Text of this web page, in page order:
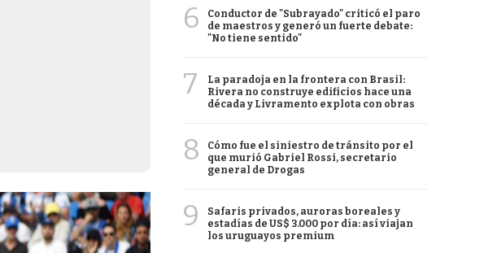
6
Conductor de "Subrayado" criticó el paro
de maestros y generó un fuerte debate:
"No tiene sentido"
7
La paradoja en la frontera con Brasil:
Rivera no construye edificios hace una
década y Livramento explota con obras
8
Cómo fue el siniestro de tránsito por el
que murió Gabriel Rossi, secretario
general de Drogas
9
Safaris privados, auroras boreales y
estadías de US$ 3.000 por día: así viajan
los uruguayos premium